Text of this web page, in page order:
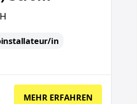
in
MEHR ERFAHREN